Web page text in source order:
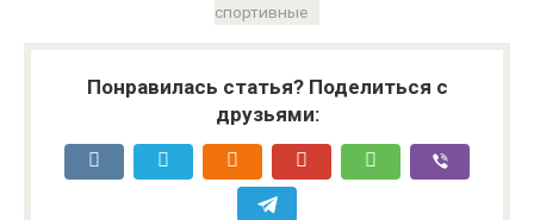
спортивные
Понравилась статья? Поделиться с
друзьями: